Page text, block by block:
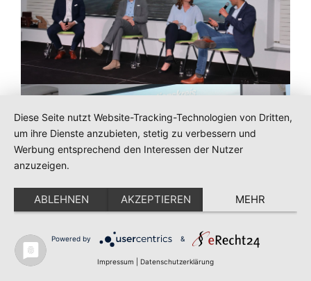
Diese Seite nutzt Website-Tracking-Technologien von Dritten,
um ihre Dienste anzubieten, stetig zu verbessern und
Werbung entsprechend den Interessen der Nutzer
anzuzeigen.
ABLEHNEN AKZEPTIEREN MEHR
Powered by &
Impressum Datenschutzerklärung